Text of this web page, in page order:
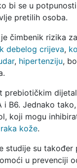
bi se u
pretilih osoba.
čimbenik rizika za
debelog crijeva,
, hipertenziju,
prebiotičkim
i B6. Jednako
koji mogu
raka kože.
studije su također
u prevenciji